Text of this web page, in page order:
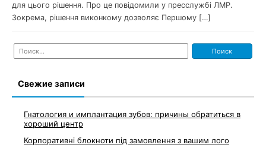
для цього рішення. Про це повідомили у пресслужбі ЛМР.
Зокрема, рішення виконкому дозволяє Першому […]
Найти:
Свежие записи
Гнатология и имплантация зубов: причины обратиться в
хороший центр
Корпоративні блокноти під замовлення з вашим лого